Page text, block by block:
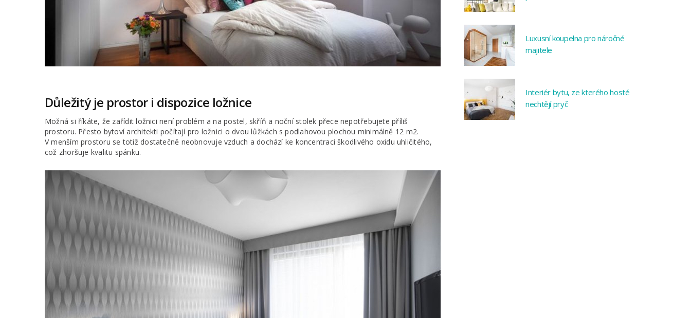
Důležitý je prostor i dispozice ložnice
Možná si říkáte, že zařídit ložnici není problém a na postel, skříň a noční stolek přece nepotřebujete příliš
prostoru. Přesto bytoví architekti počítají pro ložnici o dvou lůžkách s podlahovou plochou minimálně 12 m2.
V menším prostoru se totiž dostatečně neobnovuje vzduch a dochází ke koncentraci škodlivého oxidu uhličitého,
což zhoršuje kvalitu spánku.
Luxusní koupelna pro náročné
majitele
Interiér bytu, ze kterého hosté
nechtějí pryč